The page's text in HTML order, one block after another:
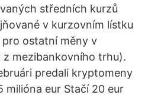
středních kurzů
v kurzovním lístku
pro ostatní měny v
mezibankovního trhu).
predali kryptomeny
milióna eur Stačí 20 eur